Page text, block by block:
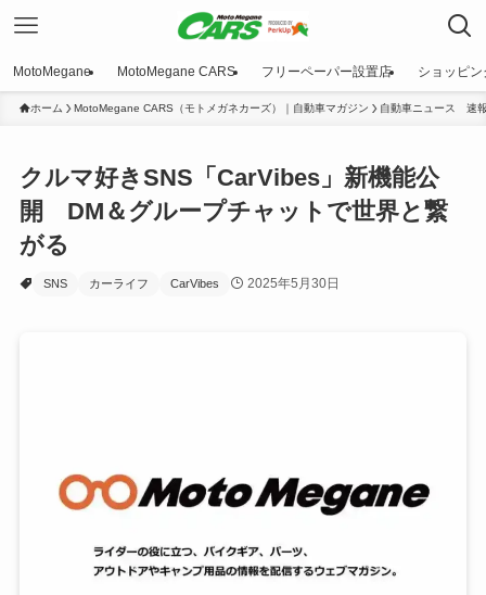
MotoMegane MotoMegane CARS フリーペーパー設置店 ショッピン
ホーム MotoMegane CARS（モトメガネカーズ）｜自動車マガジン 自動車ニュース 速
クルマ好きSNS「CarVibes」新機能公
開 DM＆グループチャットで世界と繋
がる
SNS カーライフ CarVibes 2025年5月30日